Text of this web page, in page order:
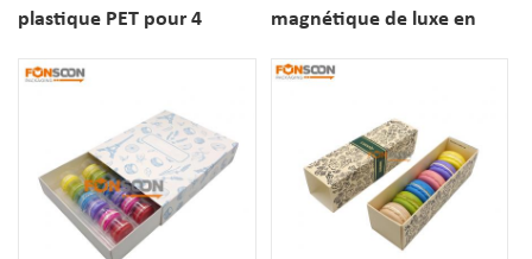
plastique PET pour 4
magnétique de luxe en
personnalisé, pour 8
macarons, avec
séparateurs à l'intérieur.